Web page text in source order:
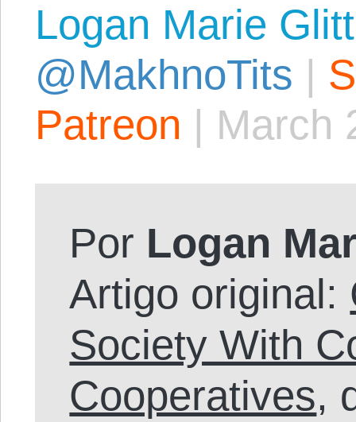
Logan Marie
@MakhnoTits |
Patreon | March
Por Logan
Artigo original:
Society With
Cooperatives,